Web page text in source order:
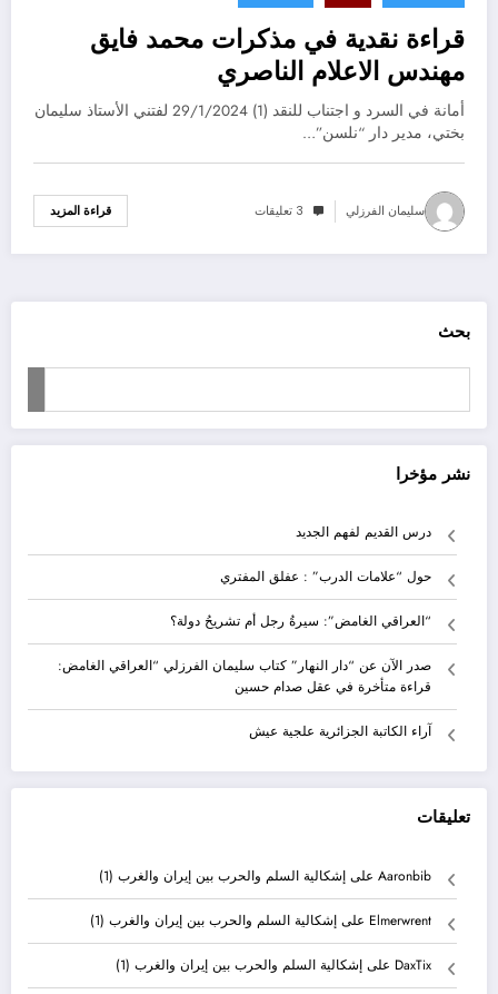
قراءة نقدية في مذكرات محمد فايق
مهندس الاعلام الناصري
أمانة في السرد و اجتناب للنقد (1) 29/1/2024 لفتني الأستاذ سليمان
بختي، مدير دار “نلسن”…
سليمان الفرزلي 3 تعليقات قراءة المزيد
بحث
نشر مؤخرا
درس القديم لفهم الجديد
حول “علامات الدرب” : عفلق المفتري
“العراقي الغامض”: سيرةُ رجل أم تشريحُ دولة؟
صدر الآن عن “دار النهار” كتاب سليمان الفرزلي “العراقي الغامض:
قراءة متأخرة في عقل صدام حسين
آراء الكاتبة الجزائرية علجية عيش
تعليقات
Aaronbib على إشكالية السلم والحرب بين إيران والغرب (1)
Elmerwrent على إشكالية السلم والحرب بين إيران والغرب (1)
DaxTix على إشكالية السلم والحرب بين إيران والغرب (1)